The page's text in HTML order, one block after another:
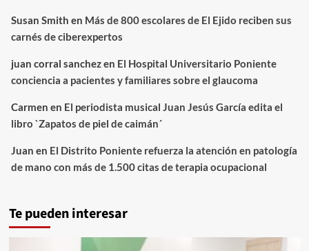
Susan Smith en Más de 800 escolares de El Ejido reciben sus
carnés de ciberexpertos
juan corral sanchezen El Hospital Universitario Poniente
conciencia a pacientes y familiares sobre el glaucoma
Carmen en El periodista musical Juan Jesús García edita el
libro `Zapatos de piel de caimán´
Juan en El Distrito Poniente refuerza la atención en patología
de mano con más de 1.500 citas de terapia ocupacional
Te pueden interesar